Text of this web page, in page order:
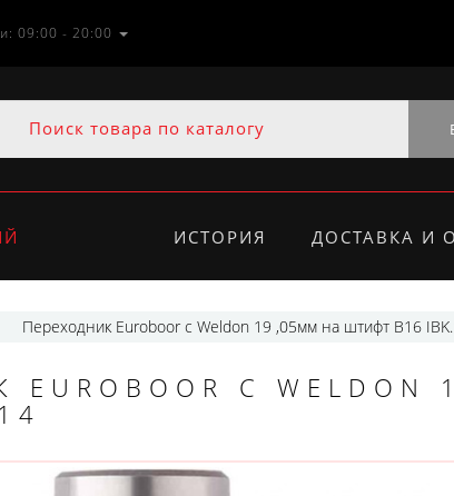
09:00 - 20:00
ИСТОРИЯ ДОСТАВКА И
Переходник Euroboor с Weldon 19 ,05мм на штифт B16
EUROBOOR С